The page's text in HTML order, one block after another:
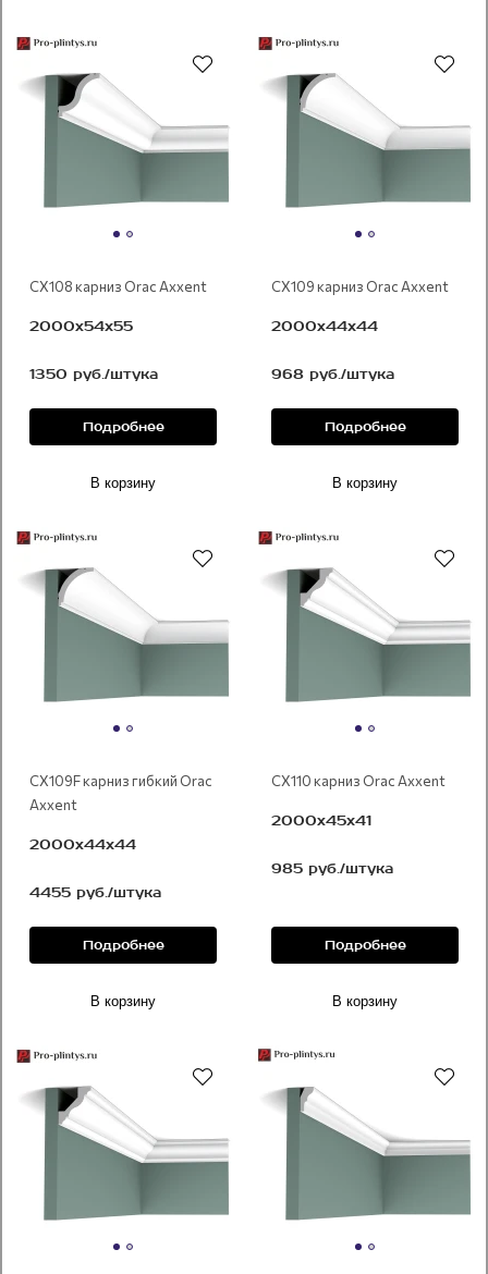
CX108 карниз Orac Axxent
2000x54х55
1350 руб./штука
Подробнее
В корзину
CX109 карниз Orac Axxent
2000x44х44
968 руб./штука
Подробнее
В корзину
CX109F карниз гибкий Orac
Axxent
2000x44х44
4455 руб./штука
Подробнее
В корзину
CX110 карниз Orac Axxent
2000x45х41
985 руб./штука
Подробнее
В корзину